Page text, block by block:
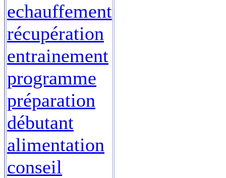
echauffement
récupération
entrainement
programme
préparation
débutant
alimentation
conseil